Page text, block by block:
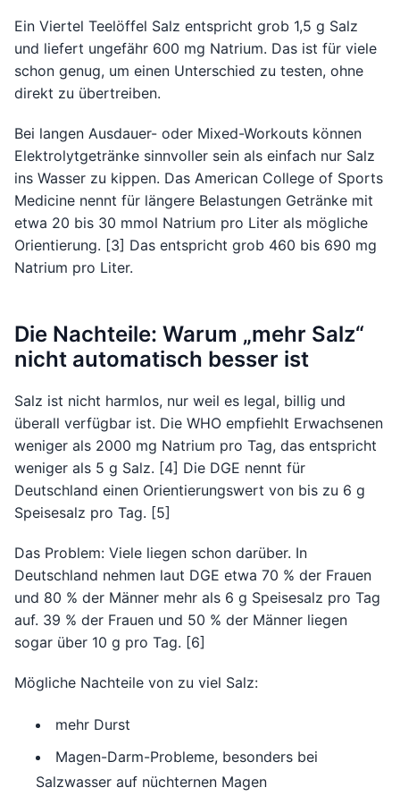
Ein Viertel Teelöffel Salz entspricht grob 1,5 g Salz
und liefert ungefähr 600 mg Natrium. Das ist für viele
schon genug, um einen Unterschied zu testen, ohne
direkt zu übertreiben.
Bei langen Ausdauer- oder Mixed-Workouts können
Elektrolytgetränke sinnvoller sein als einfach nur Salz
ins Wasser zu kippen. Das American College of Sports
Medicine nennt für längere Belastungen Getränke mit
etwa 20 bis 30 mmol Natrium pro Liter als mögliche
Orientierung. [3] Das entspricht grob 460 bis 690 mg
Natrium pro Liter.
Die Nachteile: Warum „mehr Salz“
nicht automatisch besser ist
Salz ist nicht harmlos, nur weil es legal, billig und
überall verfügbar ist. Die WHO empfiehlt Erwachsenen
weniger als 2000 mg Natrium pro Tag, das entspricht
weniger als 5 g Salz. [4] Die DGE nennt für
Deutschland einen Orientierungswert von bis zu 6 g
Speisesalz pro Tag. [5]
Das Problem: Viele liegen schon darüber. In
Deutschland nehmen laut DGE etwa 70 % der Frauen
und 80 % der Männer mehr als 6 g Speisesalz pro Tag
auf. 39 % der Frauen und 50 % der Männer liegen
sogar über 10 g pro Tag. [6]
Mögliche Nachteile von zu viel Salz:
mehr Durst
Magen-Darm-Probleme, besonders bei
Salzwasser auf nüchternen Magen